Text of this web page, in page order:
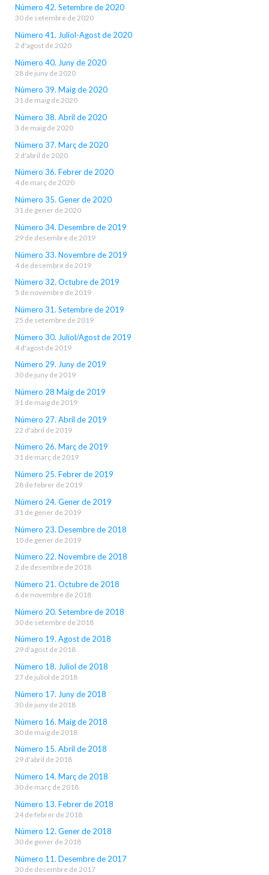
Número 42. Setembre de 2020
30 de setembre de 2020
Número 41. Juliol-Agost de 2020
2 d'agost de 2020
Número 40. Juny de 2020
28 de juny de 2020
Número 39. Maig de 2020
31 de maig de 2020
Número 38. Abril de 2020
3 de maig de 2020
Número 37. Març de 2020
2 d'abril de 2020
Número 36. Febrer de 2020
4 de març de 2020
Número 35. Gener de 2020
31 de gener de 2020
Número 34. Desembre de 2019
29 de desembre de 2019
Número 33. Novembre de 2019
4 de desembre de 2019
Número 32. Octubre de 2019
5 de novembre de 2019
Número 31. Setembre de 2019
25 de setembre de 2019
Número 30. Juliol/Agost de 2019
4 d'agost de 2019
Número 29. Juny de 2019
30 de juny de 2019
Número 28 Maig de 2019
31 de maig de 2019
Número 27. Abril de 2019
22 d'abril de 2019
Número 26. Març de 2019
31 de març de 2019
Número 25. Febrer de 2019
28 de febrer de 2019
Número 24. Gener de 2019
31 de gener de 2019
Número 23. Desembre de 2018
10 de gener de 2019
Número 22. Novembre de 2018
2 de desembre de 2018
Número 21. Octubre de 2018
6 de novembre de 2018
Número 20. Setembre de 2018
30 de setembre de 2018
Número 19. Agost de 2018
29 d'agost de 2018
Número 18. Juliol de 2018
27 de juliol de 2018
Número 17. Juny de 2018
30 de juny de 2018
Número 16. Maig de 2018
30 de maig de 2018
Número 15. Abril de 2018
29 d'abril de 2018
Número 14. Març de 2018
30 de març de 2018
Número 13. Febrer de 2018
24 de febrer de 2018
Número 12. Gener de 2018
30 de gener de 2018
Número 11. Desembre de 2017
30 de desembre de 2017